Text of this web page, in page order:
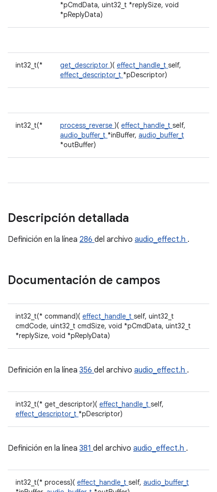
*pCmdData, uint32_t *replySize, void
*pReplyData)
int32_t(* get_descriptor )( effect_handle_t self,
effect_descriptor_t *pDescriptor)
int32_t(* process_reverse )( effect_handle_t self,
audio_buffer_t *inBuffer, audio_buffer_t
*outBuffer)
Descripción detallada
Definición en la línea 286 del archivo audio_effect.h .
Documentación de campos
int32_t(* command)( effect_handle_t self, uint32_t
cmdCode, uint32_t cmdSize, void *pCmdData, uint32_t
*replySize, void *pReplyData)
Definición en la línea 356 del archivo audio_effect.h .
int32_t(* get_descriptor)( effect_handle_t self,
effect_descriptor_t *pDescriptor)
Definición en la línea 381 del archivo audio_effect.h .
int32_t(* process)( effect_handle_t self, audio_buffer_t